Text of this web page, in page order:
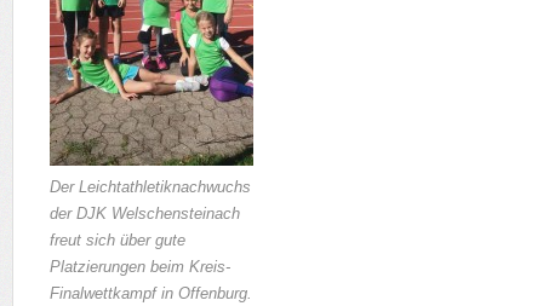
Der Leichtathletiknachwuchs
der DJK Welschensteinach
freut sich über gute
Platzierungen beim Kreis-
Finalwettkampf in Offenburg.